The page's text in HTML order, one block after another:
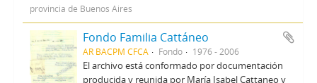
provincia de Buenos Aires
Fondo Familia Cattáneo
AR BACPM CFCA Fondo 1976 - 2006
El archivo está conformado por documentación
producida y reunida por María Isabel Cattaneo y